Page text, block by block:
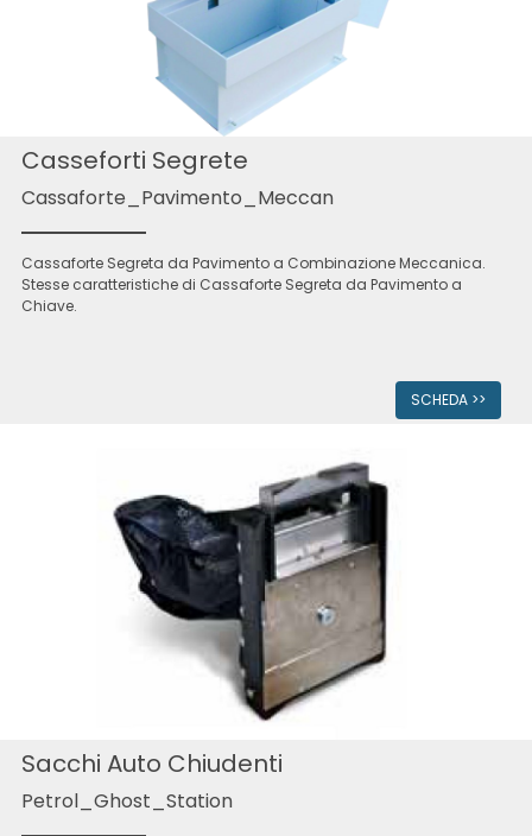
Casseforti Segrete
Cassaforte_Pavimento_Meccan
Cassaforte Segreta da Pavimento a Combinazione Meccanica.
Stesse caratteristiche di Cassaforte Segreta da Pavimento a
Chiave.
SCHEDA >>
Sacchi Auto Chiudenti
Petrol_Ghost_Station